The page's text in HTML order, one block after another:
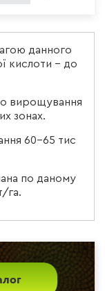
данного
кислоти – до
вирощування
зонах.
60-65 тис
по даному
га.